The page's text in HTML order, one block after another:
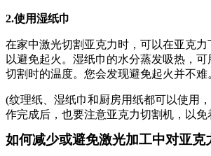
2.使用湿纸巾
在家中激光切割亚克力时，可以在亚克力
以避免起火。湿纸巾的水分蒸发吸热，
切割时的温度。您会发现避免起火并不难
(纹理纸、湿纸巾和厨房用纸都可以使用
作完成后，也要注意亚克力切割机，以免
如何减少或避免激光加工中对亚克